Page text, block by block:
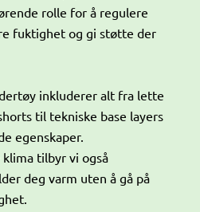
rolle for å regulere
fuktighet og gi støtte der
inkluderer alt fra lette
til tekniske base layers
egenskaper.
tilbyr vi også
deg varm uten å gå på